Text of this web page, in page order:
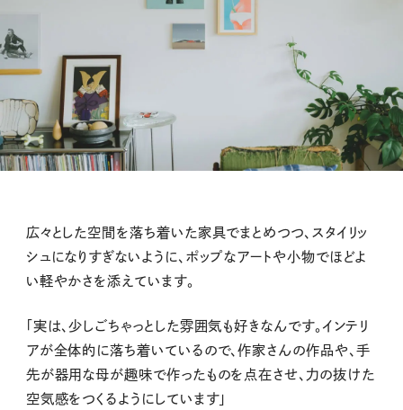
広々とした空間を落ち着いた家具でまとめつつ、スタイリッ
シュになりすぎないように、ポップなアートや小物でほどよ
い軽やかさを添えています。
「実は、少しごちゃっとした雰囲気も好きなんです。インテリ
アが全体的に落ち着いているので、作家さんの作品や、手
先が器用な母が趣味で作ったものを点在させ、力の抜けた
空気感をつくるようにしています」